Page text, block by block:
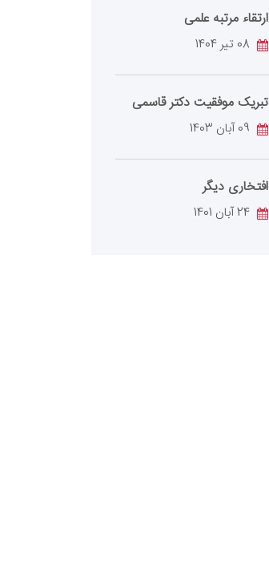
ارتقاء مرتبه علمی
تبریک موفقیت دکتر قاسمی
افتخاری دیگر